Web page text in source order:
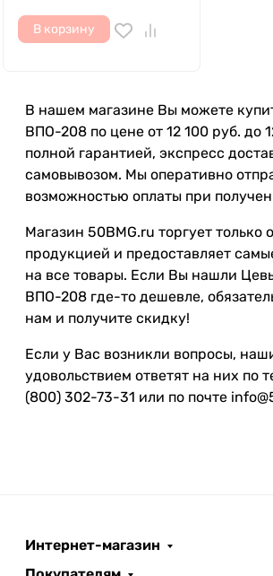
В корзину
В нашем магазине Вы можете
ВПО-208 по цене от 12 100 руб. до
полной гарантией, экспресс
самовывозом. Мы оперативно
возможностью оплаты при
Магазин 50BMG.ru торгует только
продукцией и предоставляет
на все товары. Если Вы нашли
ВПО-208 где-то дешевле,
нам и получите скидку!
Если у Вас возникли вопросы,
удовольствием ответят на них по
(800) 302-73-31 или по почте
Интернет-магазин